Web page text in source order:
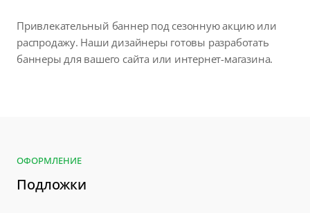
Привлекательный баннер под сезонную акцию или
распродажу. Наши дизайнеры готовы разработать
баннеры для вашего сайта или интернет-магазина.
ОФОРМЛЕНИЕ
Подложки